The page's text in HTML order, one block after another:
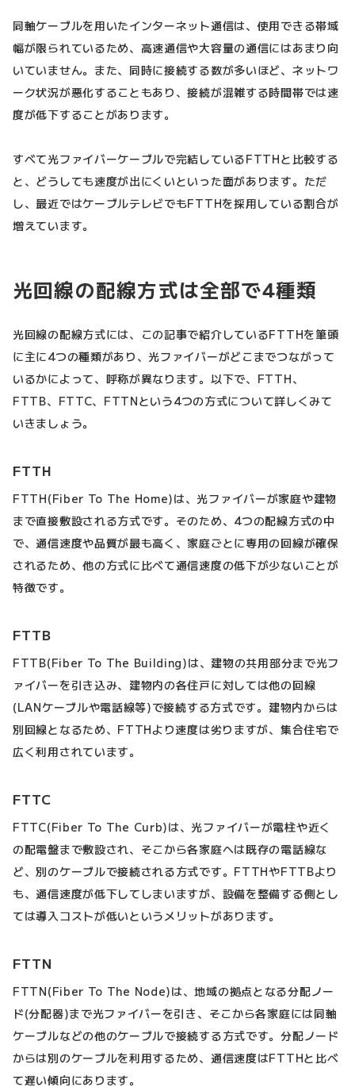
同軸ケーブルを用いたインターネット通信は、使用できる帯域
幅が限られているため、高速通信や大容量の通信にはあまり向
いていません。また、同時に接続する数が多いほど、ネットワ
ーク状況が悪化することもあり、接続が混雑する時間帯では速
度が低下することがあります。
すべて光ファイバーケーブルで完結しているFTTHと比較する
と、どうしても速度が出にくいといった面があります。ただ
し、最近ではケーブルテレビでもFTTHを採用している割合が
増えています。
光回線の配線方式は全部で4種類
光回線の配線方式には、この記事で紹介しているFTTHを筆頭
に主に4つの種類があり、光ファイバーがどこまでつながって
いるかによって、呼称が異なります。以下で、FTTH、
FTTB、FTTC、FTTNという4つの方式について詳しくみて
いきましょう。
FTTH
FTTH(Fiber To The Home)は、光ファイバーが家庭や建物
まで直接敷設される方式です。そのため、4つの配線方式の中
で、通信速度や品質が最も高く、家庭ごとに専用の回線が確保
されるため、他の方式に比べて通信速度の低下が少ないことが
特徴です。
FTTB
FTTB(Fiber To The Building)は、建物の共用部分まで光フ
ァイバーを引き込み、建物内の各住戸に対しては他の回線
(LANケーブルや電話線等)で接続する方式です。建物内からは
別回線となるため、FTTHより速度は劣りますが、集合住宅で
広く利用されています。
FTTC
FTTC(Fiber To The Curb)は、光ファイバーが電柱や近く
の配電盤まで敷設され、そこから各家庭へは既存の電話線な
ど、別のケーブルで接続される方式です。FTTHやFTTBより
も、通信速度が低下してしまいますが、設備を整備する側とし
ては導入コストが低いというメリットがあります。
FTTN
FTTN(Fiber To The Node)は、地域の拠点となる分配ノー
ド(分配器)まで光ファイバーを引き、そこから各家庭には同軸
ケーブルなどの他のケーブルで接続する方式です。分配ノード
からは別のケーブルを利用するため、通信速度はFTTHと比べ
て遅い傾向にあります。